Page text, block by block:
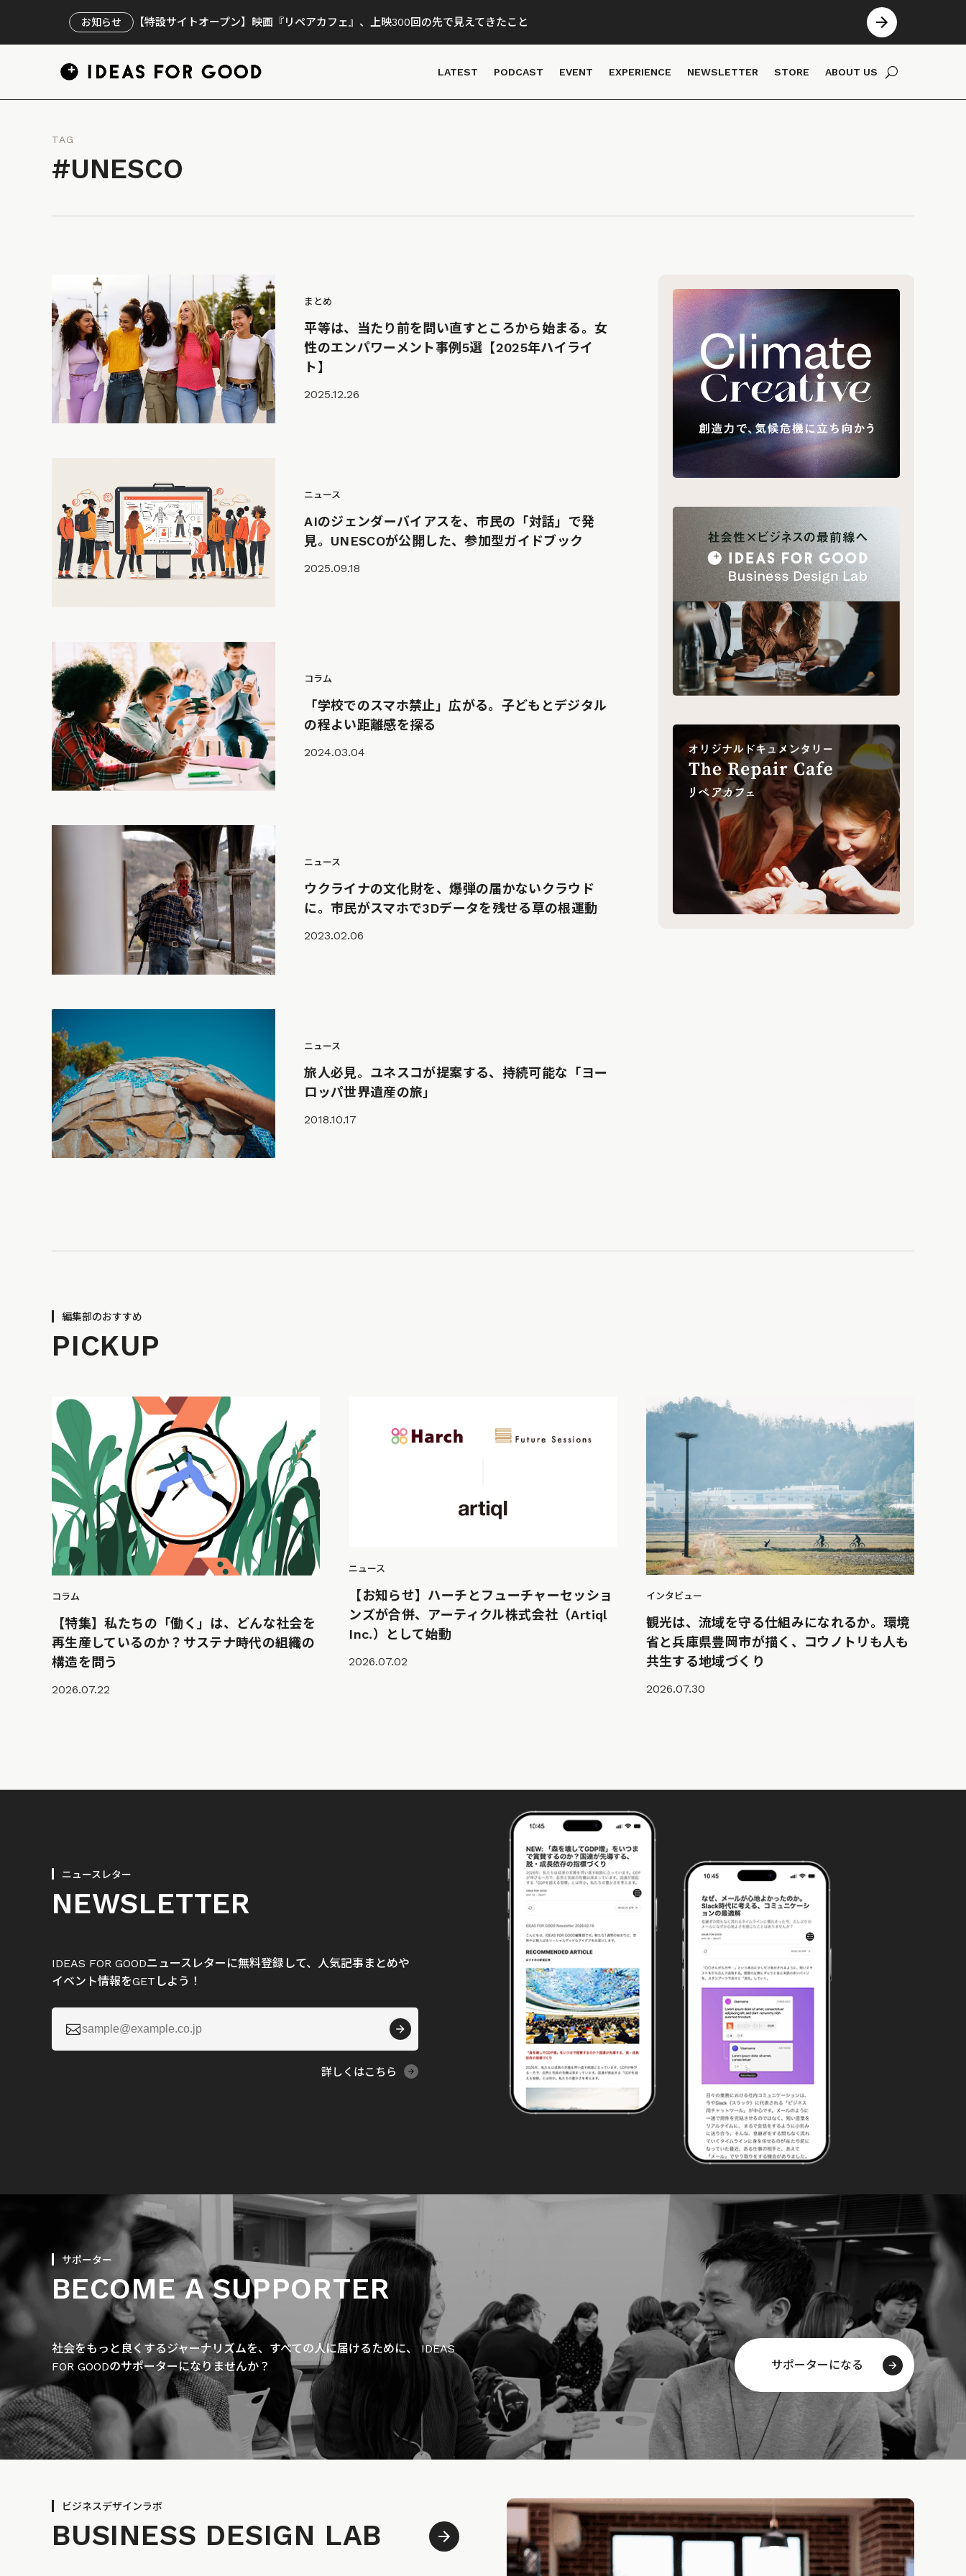
お知らせ 【特設サイトオープン】映画『リペアカフェ』、上映300回の先で見えてきたこと
LATEST PODCAST EVENT EXPERIENCE NEWSLETTER STORE ABOUT US
TAG
#UNESCO
まとめ
平等は、当たり前を問い直すところから始まる。女
性のエンパワーメント事例5選【2025年ハイライ
ト】
2025.12.26
ニュース
AIのジェンダーバイアスを、市民の「対話」で発
見。UNESCOが公開した、参加型ガイドブック
2025.09.18
コラム
「学校でのスマホ禁止」広がる。子どもとデジタル
の程よい距離感を探る
2024.03.04
ニュース
ウクライナの文化財を、爆弾の届かないクラウド
に。市民がスマホで3Dデータを残せる草の根運動
2023.02.06
ニュース
旅人必見。ユネスコが提案する、持続可能な「ヨー
ロッパ世界遺産の旅」
2018.10.17
編集部のおすすめ
PICKUP
コラム
【特集】私たちの「働く」は、どんな社会を
再生産しているのか？サステナ時代の組織の
構造を問う
2026.07.22
ニュース
【お知らせ】ハーチとフューチャーセッショ
ンズが合併、アーティクル株式会社（Artiql
Inc.）として始動
2026.07.02
インタビュー
観光は、流域を守る仕組みになれるか。環境
省と兵庫県豊岡市が描く、コウノトリも人も
共生する地域づくり
2026.07.30
ニュースレター
NEWSLETTER
IDEAS FOR GOODニュースレターに無料登録して、人気記事まとめや
イベント情報をGETしよう！

詳しくはこちら
サポーター
BECOME A SUPPORTER
社会をもっと良くするジャーナリズムを、すべての人に届けるために、 IDEAS
FOR GOODのサポーターになりませんか？
サポーターになる
ビジネスデザインラボ
BUSINESS DESIGN LAB